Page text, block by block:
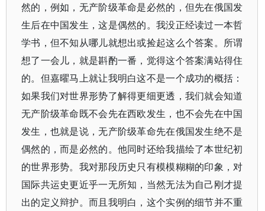
然的，例如，无产阶级革命是必然的，但先在俄国发
生后在中国发生，这是偶然的。我没正经读过一本哲
学书，但不知从哪儿就想出或捡起这么个答案。所谓
想了一会儿，就是斟酌一番，觉得这个答案满站得住
的。但嘉曜马上就让我明白这不是一个成功的概括：
如果我们对世界形势了解得更细更透，我们就会知道
无产阶级革命既不会先在西欧发生，也不会先在中国
发生，也就是说，无产阶级革命先在俄国发生绝不是
偶然的，而是必然的。他同时还给我描绘了本世纪初
的世界形势。我对那段历史只有模模糊糊的印象，对
国际共运史更近乎一无所知，当然无法为自己刚才提
出的定义辩护。而且我明白，这个实例的细节并不重